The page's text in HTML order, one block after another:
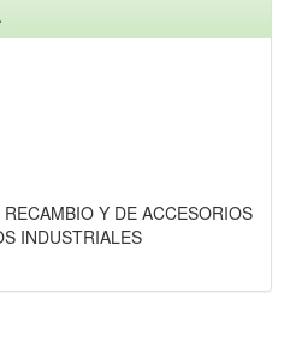
Y DE ACCESORIOS
INDUSTRIALES